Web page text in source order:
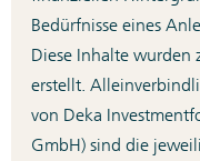
Bedürfnisse eines
Diese Inhalte wurden
erstellt.
von Deka
GmbH) sind die
ist kein verlässlicher Indikator für